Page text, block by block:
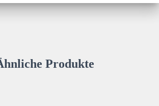
Produkte